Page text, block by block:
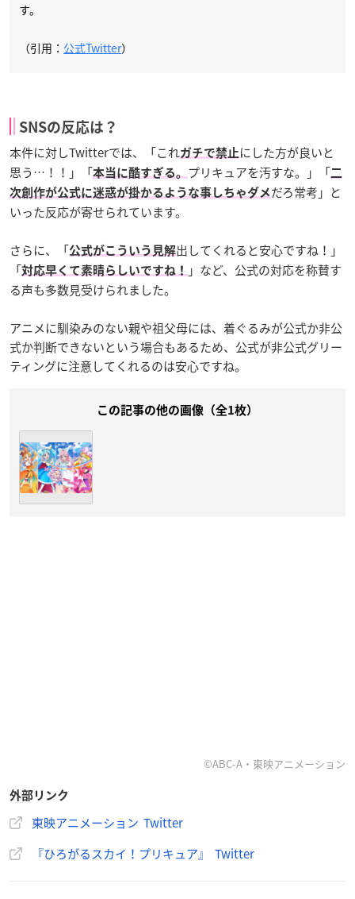
す。
（引用： 公式Twitter）
SNSの反応は？
本件に対しTwitterでは、「これガチで禁止 にした方が良いと
思う…！！」「本当に酷すぎる。 プリキュアを汚すな。」「二
次創作が公式に迷惑が掛かるような事しちゃダメだろ常考」と
いった反応が寄せられています。
さらに、「公式がこういう見解出してくれると安心ですね！」
「対応早くて素晴らしいですね！
」など、公式の対応を称賛す
る声も多数見受けられました。
アニメに馴染みのない親や祖父母には、着ぐるみが公式か非公
式か判断できないという場合もあるため、公式が非公式グリー
ティングに注意してくれるのは安心ですね。
この記事の他の画像（全1枚）
©ABC-A・東映アニメーション
外部リンク
東映アニメーション Twitter
『ひろがるスカイ！プリキュア』 Twitter